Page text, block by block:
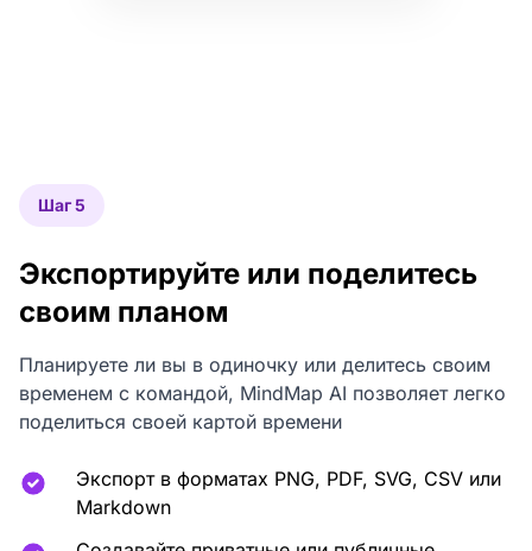
Шаг 5
Экспортируйте или поделитесь
своим планом
Планируете ли вы в одиночку или делитесь своим
временем с командой, MindMap AI позволяет легко
поделиться своей картой времени
Экспорт в форматах PNG, PDF, SVG, CSV или
Markdown